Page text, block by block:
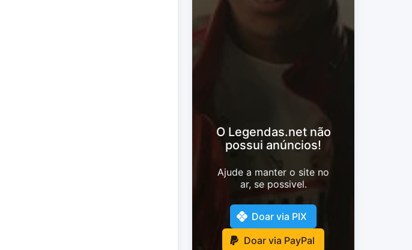
O Legendas.net não
possui anúncios!
Ajude a manter o site no
ar, se possivel.
Doar via PIX
Doar via PayPal